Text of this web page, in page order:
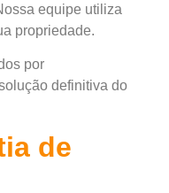
equipe utiliza
propriedade.
por
definitiva do
de